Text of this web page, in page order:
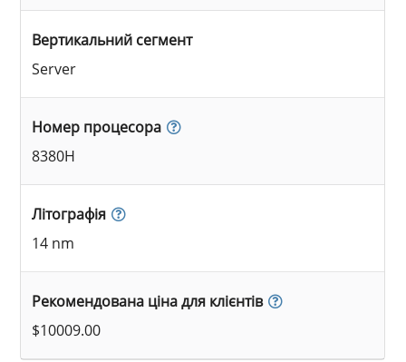
Вертикальний сегмент
Server
Номер процесора
8380H
Літографія
14 nm
Рекомендована ціна для клієнтів
$10009.00